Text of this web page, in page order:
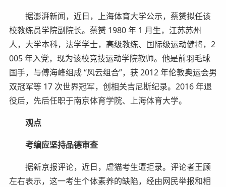
据澎湃新闻，近日，上海体育大学公示，蔡赟拟任该
校教练员学院副院长。蔡赟 1980 年 1 月生，江苏苏州
人，大学本科，法学学士，高级教练、国际级运动健将，2
005 年入党，现为该校竞技运动学院教师。他是前羽毛球
国手，与傅海峰组成 “风云组合”，获 2012 年伦敦奥运会男
双冠军等 17 次世界冠军，创相关吉尼斯纪录。2016 年退
役后，先后任职于南京体育学院、上海体育大学。
观点
考编应坚持品德审查
据新京报评论，近日，虐猫考生遭拒录。评论者王顾
左右表示，这一考生个体素养的缺陷，经由网民举报和相